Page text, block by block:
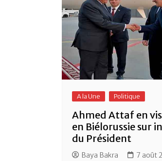
A la Une Politique
Ahmed Attaf en
en Biélorussie sur
du Président
Baya Bakra 7 août